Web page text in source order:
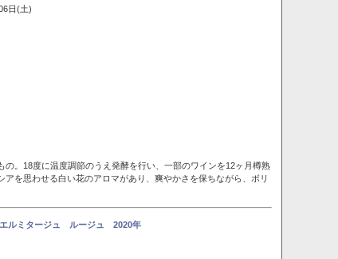
日(土)
。18度に温度調節のうえ発酵を行い、一部のワインを12ヶ月樽熟
を思わせる白い花のアロマがあり、爽やかさを保ちながら、ボリ
ルミタージュ ルージュ 2020年